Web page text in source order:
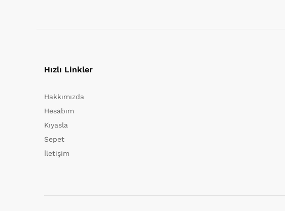
Hızlı Linkler
Hakkımızda
Hesabım
Kıyasla
Sepet
İletişim